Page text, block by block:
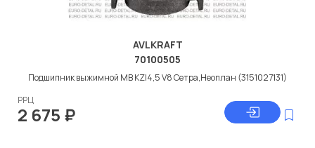
AVLKRAFT
70100505
Подшипник выжимной МВ KZI4,5 V8 Сетра,Неоплан (3151027131)
РРЦ
2 675 ₽